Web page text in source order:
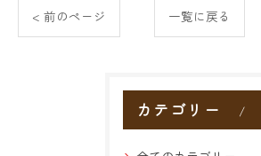
< 前のページ 一覧に戻る
カテゴリー